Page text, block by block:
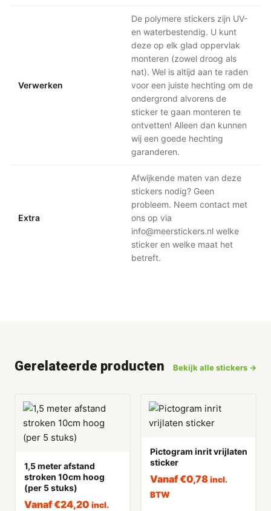
Verwerken
De polymere stickers zijn UV-
en waterbestendig. U kunt
deze op elk glad oppervlak
monteren (zowel droog als
nat). Wel is altijd aan te raden
voor een juiste hechting om de
ondergrond alvorens de
sticker te gaan monteren te
ontvetten! Alleen dan kunnen
wij een goede hechting
garanderen.
Extra
Afwijkende maten van deze
stickers nodig? Geen
probleem. Neem contact met
ons op via
info@meerstickers.nl welke
sticker en welke maat het
betreft.
Gerelateerde producten Bekijk alle stickers →
1,5 meter afstand
stroken 10cm hoog
(per 5 stuks)
Vanaf€24,20 incl.
Pictogram inrit vrijlaten
sticker
Vanaf€0,78 incl.
BTW